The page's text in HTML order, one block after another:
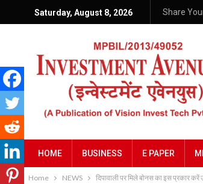
Saturday, August 8, 2026 Share
HOME BUSINESS E PAPER
Home NEWS दिपावाली पर मिले बोनस का इस प्रकार